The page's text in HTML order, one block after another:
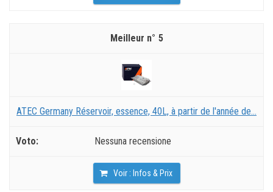
5
ATEC Germany Réservoir, essence, 40L, à partir de l'année de...
Nessuna recensione
Voir : Infos & Prix